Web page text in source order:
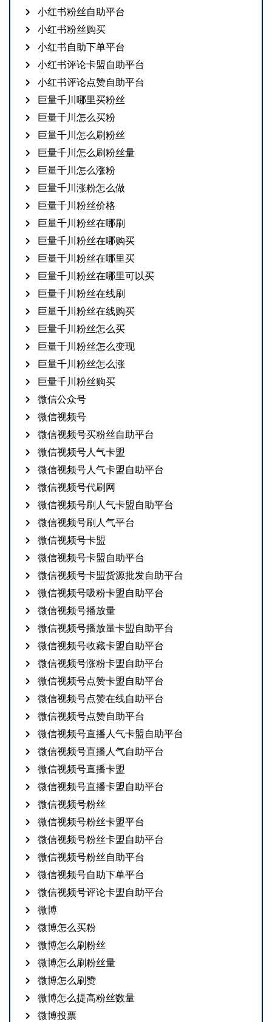
小红书粉丝自助平台
小红书粉丝购买
小红书自助下单平台
小红书评论卡盟自助平台
小红书评论点赞自助平台
巨量千川哪里买粉丝
巨量千川怎么买粉
巨量千川怎么刷粉丝
巨量千川怎么刷粉丝量
巨量千川怎么涨粉
巨量千川涨粉怎么做
巨量千川粉丝价格
巨量千川粉丝在哪刷
巨量千川粉丝在哪购买
巨量千川粉丝在哪里买
巨量千川粉丝在哪里可以买
巨量千川粉丝在线刷
巨量千川粉丝在线购买
巨量千川粉丝怎么买
巨量千川粉丝怎么变现
巨量千川粉丝怎么涨
巨量千川粉丝购买
微信公众号
微信视频号
微信视频号买粉丝自助平台
微信视频号人气卡盟
微信视频号人气卡盟自助平台
微信视频号代刷网
微信视频号刷人气卡盟自助平台
微信视频号刷人气平台
微信视频号卡盟
微信视频号卡盟自助平台
微信视频号卡盟货源批发自助平台
微信视频号吸粉卡盟自助平台
微信视频号播放量
微信视频号播放量卡盟自助平台
微信视频号收藏卡盟自助平台
微信视频号涨粉卡盟自助平台
微信视频号点赞卡盟自助平台
微信视频号点赞在线自助平台
微信视频号点赞自助平台
微信视频号直播人气卡盟自助平台
微信视频号直播人气自助平台
微信视频号直播卡盟
微信视频号直播卡盟自助平台
微信视频号粉丝
微信视频号粉丝卡盟平台
微信视频号粉丝卡盟自助平台
微信视频号粉丝自助平台
微信视频号自助下单平台
微信视频号评论卡盟自助平台
微博
微博怎么买粉
微博怎么刷粉丝
微博怎么刷粉丝量
微博怎么刷赞
微博怎么提高粉丝数量
微博投票